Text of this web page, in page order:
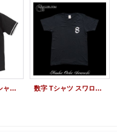
Ｇ’ベースボールシャツ スワロイニシャル 数字 Tシャツ スワロフスキー ナンバー8